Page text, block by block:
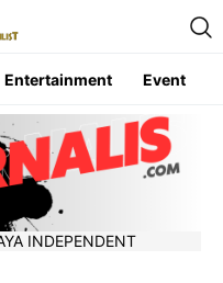
Entertainment Event
INDEPENDENT